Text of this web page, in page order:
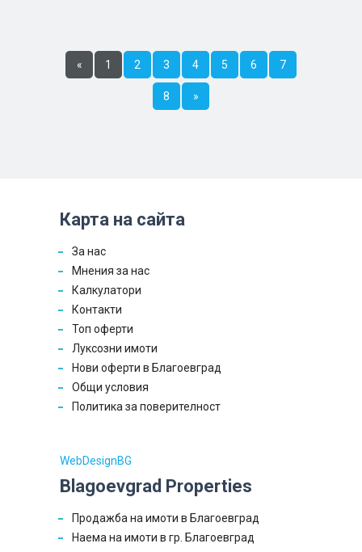
« 1 2 3 4 5 6 7
8 »
Карта на сайта
За нас
Мнения за нас
Калкулатори
Контакти
Топ оферти
Луксозни имоти
Нови оферти в Благоевград
Общи условия
Политика за поверителност
WebDesignBG
Blagoevgrad Properties
Продажба на имоти в Благоевград
Наема на имоти в гр. Благоевград